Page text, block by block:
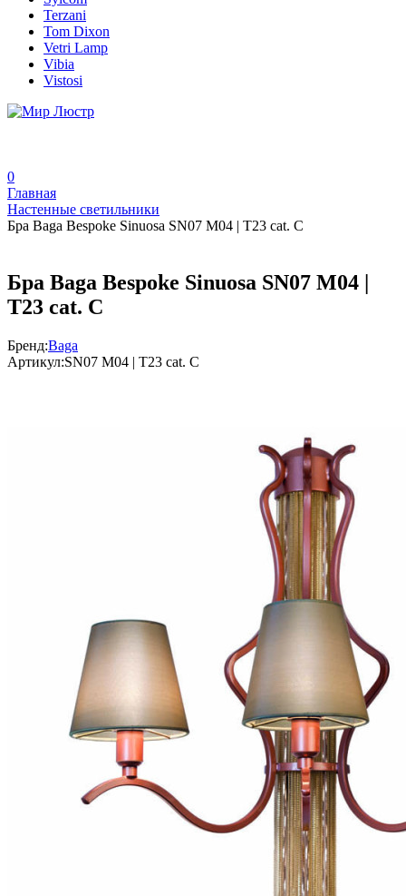
Terzani
Tom Dixon
Vetri Lamp
Vibia
Vistosi
0
Главная
Настенные светильники
Бра Baga Bespoke Sinuosa SN07 M04 | T23 cat. C
Бра Baga Bespoke Sinuosa SN07 M04 |
T23 cat. C
Бренд:Baga
Артикул:SN07 M04 | T23 cat. C